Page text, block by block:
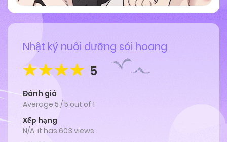
Nhật ký nuôi dưỡng sói hoang
5
Đánh giá
Average 5 /5 out of 1
Xếp hạng
N/A, it has 603 views